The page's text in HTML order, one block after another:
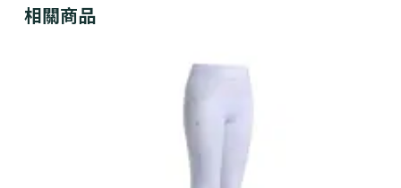
相關商品